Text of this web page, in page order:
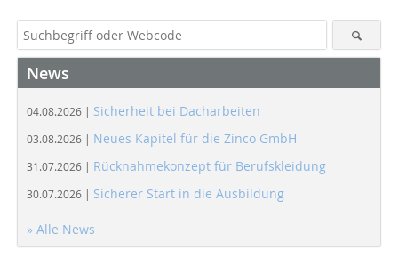
News
04.08.2026 | Sicherheit bei Dacharbeiten
03.08.2026 | Neues Kapitel für die Zinco GmbH
31.07.2026 | Rücknahmekonzept für Berufskleidung
30.07.2026 | Sicherer Start in die Ausbildung
» Alle News